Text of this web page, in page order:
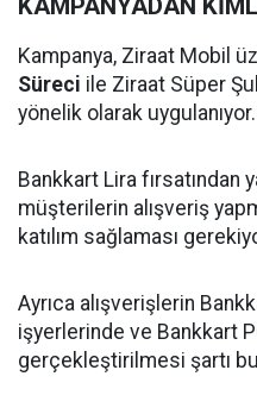
KAMPANYADAN
Kampanya, Ziraat Mobil
Süreci ile Ziraat Süper
yönelik olarak uygulanıyor.
Bankkart Lira fırsatından
müşterilerin alışveriş
katılım sağlaması
Ayrıca alışverişlerin
işyerlerinde ve Bankkart
gerçekleştirilmesi şartı